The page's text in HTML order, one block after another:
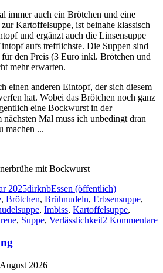
immer auch ein Brötchen und eine
Kartoffelsuppe, ist beinahe klassisch
und ergänzt auch die Linsensuppe
aufs trefflichste. Die Suppen sind
für den Preis (3 Euro inkl. Brötchen und
mehr erwarten.
einen anderen Eintopf, der sich diesem
hat. Wobei das Brötchen noch ganz
eine Bockwurst in der
Mal muss ich unbedingt dran
machen ...
2025Autor
dirknbKategorien
Essen (öffentlich)
, Brötchen, Brühnudeln, Erbsensuppe,
, Imbiss, Kartoffelsuppe,
, Suppe, Verlässlichkeit2 Kommentare
2026